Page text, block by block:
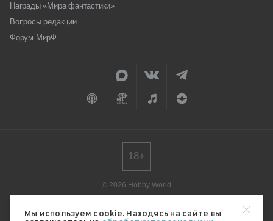
Мы используем cookie. Находясь на сайте вы
Награды «Мира фантастики»
Вопросы редакции
Форум МирФ
© 2026 Hobby World
редакции.
18+